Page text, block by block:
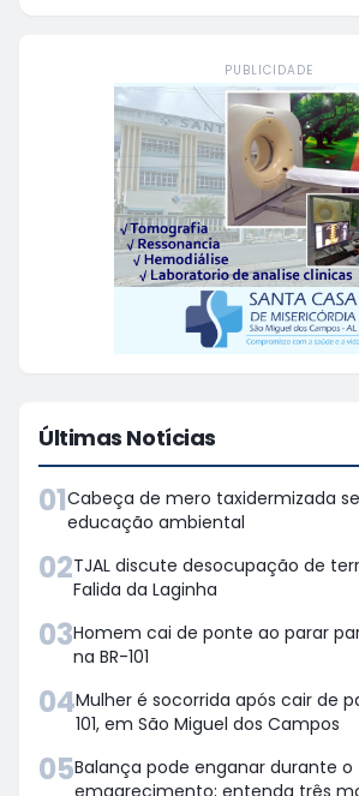
PUBLICIDADE
Últimas Notícias
01Cabeça de mero taxidermizada
educação ambiental
02TJAL discute desocupação de
Falida da Laginha
03Homem cai de ponte ao parar
na BR-101
04Mulher é socorrida após cair de
101, em São Miguel dos Campos
05Balança pode enganar durante o
emagrecimento; entenda três